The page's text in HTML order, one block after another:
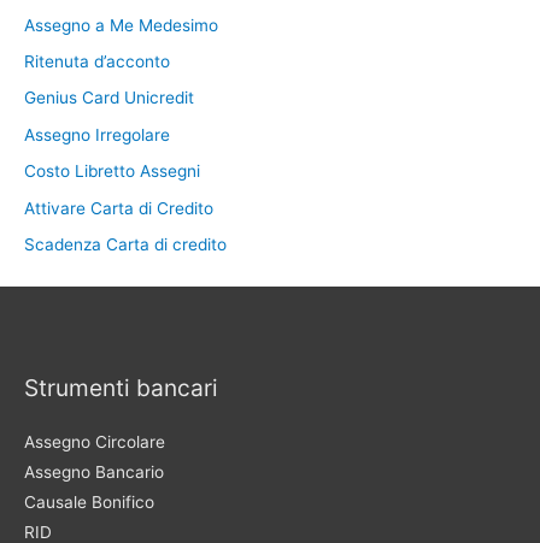
Assegno a Me Medesimo
Ritenuta d’acconto
Genius Card Unicredit
Assegno Irregolare
Costo Libretto Assegni
Attivare Carta di Credito
Scadenza Carta di credito
Strumenti bancari
Assegno Circolare
Assegno Bancario
Causale Bonifico
RID